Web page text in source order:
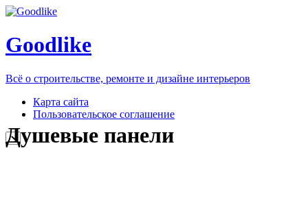
Goodlike
Всё о строительстве, ремонте и дизайне интерьеров
Карта сайта
Пользовательское соглашение
Душевые панели